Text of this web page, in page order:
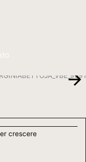
crescere